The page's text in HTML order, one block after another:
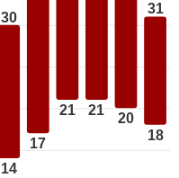
30
14
17
21 21
20
31
18